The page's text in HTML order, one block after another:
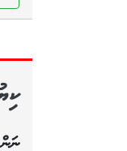
ނަން